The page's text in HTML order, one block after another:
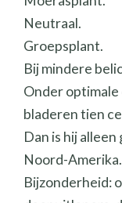
Neutraal.
Groepsplant.
Bij mindere
Onder
bladeren tien
Dan is hij
Noord-Amerika.
Bijzonderheid: